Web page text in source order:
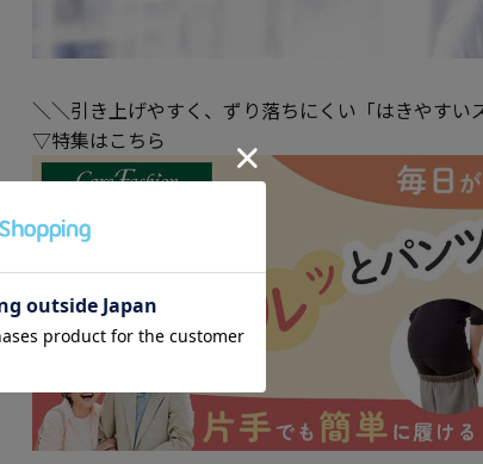
＼＼引き上げやすく、ずり落ちにくい「はきやすい
▽特集はこちら